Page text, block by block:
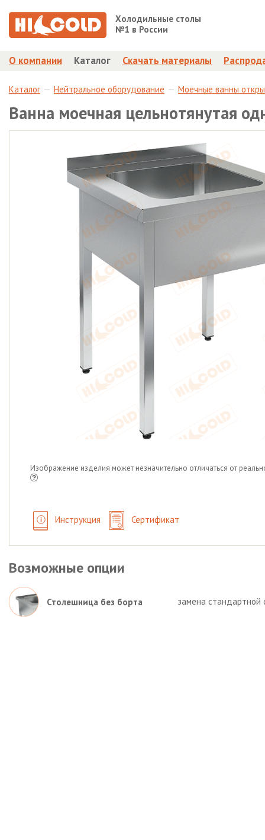
Холодильные столы
№1 в России
О компании Каталог Скачать материалы
Каталог Нейтральное оборудование Моечные ванны
Ванна моечная цельнотянутая
Изображение изделия может незначительно отличаться от
Инструкция Сертификат
Возможные опции
Столешница без борта замена стандартной